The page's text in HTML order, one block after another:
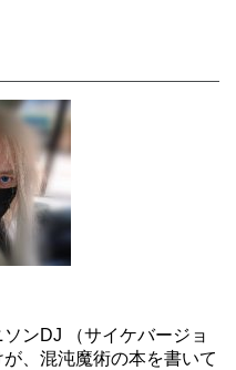
ンDJ （サイケバージョ
、混沌魔術の本を書いて